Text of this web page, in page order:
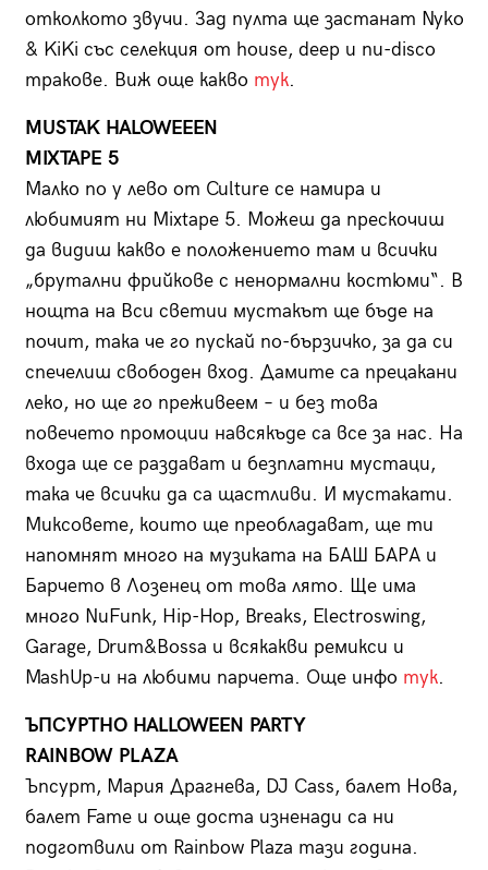
отколкото звучи. Зад пулта ще застанат Nyko
& KiKi със селекция от house, deep и nu-disco
тракове. Виж още какво тук.
MUSTAK HALOWEEEN
MIXTAPE 5
Малко по у лево от Culture се намира и
любимият ни Mixtape 5. Можеш да прескочиш
да видиш какво е положението там и всички
„брутални фрийкове с ненормални костюми“. В
нощта на Вси светии мустакът ще бъде на
почит, така че го пускай по-бързичко, за да си
спечелиш свободен вход. Дамите са прецакани
леко, но ще го преживеем – и без това
повечето промоции навсякъде са все за нас. На
входа ще се раздават и безплатни мустаци,
така че всички да са щастливи. И мустакати.
Миксовете, които ще преобладават, ще ти
напомнят много на музиката на БАШ БАРА и
Барчето в Лозенец от това лято. Ще има
много NuFunk, Hip-Hop, Breaks, Electroswing,
Garage, Drum&Bossa и всякакви ремикси и
MashUp-и на любими парчета. Още инфо тук.
ЪПСУРТНО HALLOWEEN PARTY
RAINBOW PLAZA
Ъпсурт, Мария Драгнева, DJ Cass, балет Нова,
балет Fame и още доста изненади са ни
подготвили от Rainbow Plaza тази година.